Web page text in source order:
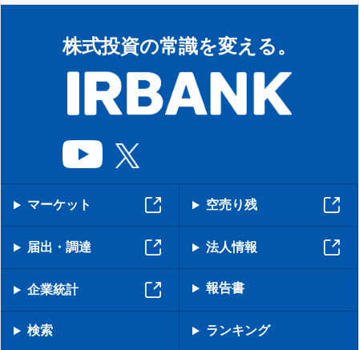
株式投資の常識を変える。
マーケット 空売り残
届出・調達 法人情報
企業統計 報告書
検索 ランキング